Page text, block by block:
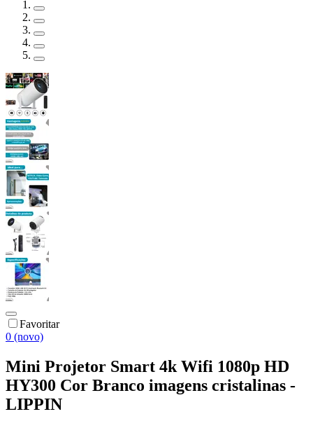
Favoritar
0 (novo)
Mini Projetor Smart 4k Wifi 1080p HD
HY300 Cor Branco imagens cristalinas -
LIPPIN